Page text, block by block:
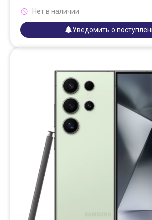
Нет в наличии
Уведомить о